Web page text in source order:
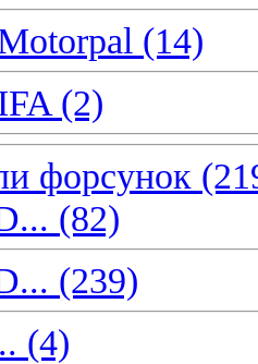
(14)
(2)
форсунок
(82)
(239)
(4)